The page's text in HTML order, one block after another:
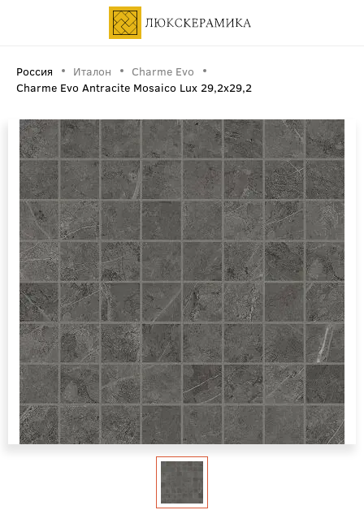
Россия Италон
Charme Evo
Charme Evo Antracite Mosaico Lux 29,2x29,2